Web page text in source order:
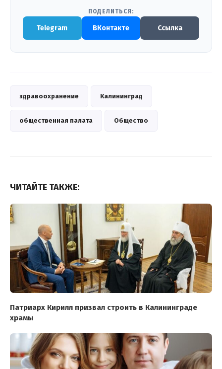
ПОДЕЛИТЬСЯ:
Telegram ВКонтакте Ссылка
здравоохранение Калининград
общественная палата Общество
ЧИТАЙТЕ ТАКЖЕ:
Патриарх Кирилл призвал строить в Калининграде
храмы